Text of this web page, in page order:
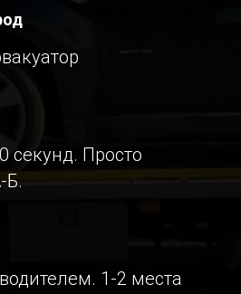
секунд. Просто
Б.
1-2 места